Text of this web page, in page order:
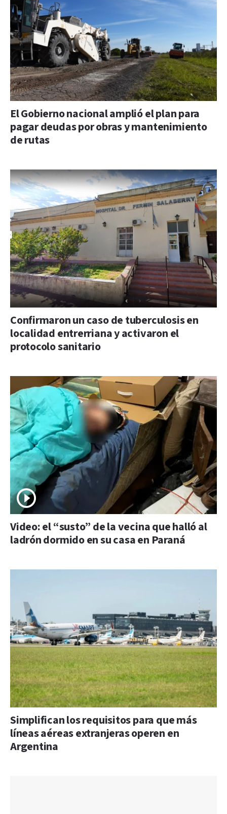
El Gobierno nacional amplió el plan para
pagar deudas por obras y mantenimiento
de rutas
Confirmaron un caso de tuberculosis en
localidad entrerriana y activaron el
protocolo sanitario
Video: el “susto” de la vecina que halló al
ladrón dormido en su casa en Paraná
Simplifican los requisitos para que más
líneas aéreas extranjeras operen en
Argentina